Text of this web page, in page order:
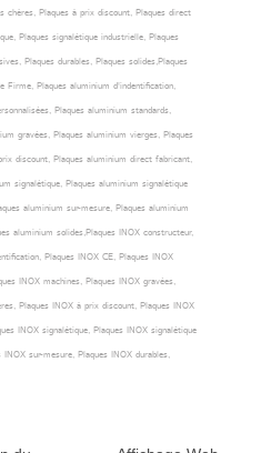
chères, Plaques à prix discount, Plaques direct
Plaques signalétique industrielle, Plaques
Plaques durables, Plaques solides,Plaques
Firme, Plaques aluminium d'indentification,
Plaques aluminium standards,
gravées, Plaques aluminium vierges, Plaques
discount, Plaques aluminium direct fabricant,
signalétique, Plaques aluminium signalétique
aluminium sur-mesure, Plaques aluminium
aluminium solides,Plaques INOX constructeur,
Plaques INOX CE, Plaques INOX
INOX machines, Plaques INOX gravées,
Plaques INOX à prix discount, Plaques INOX
INOX signalétique, Plaques INOX signalétique
sur-mesure, Plaques INOX durables,